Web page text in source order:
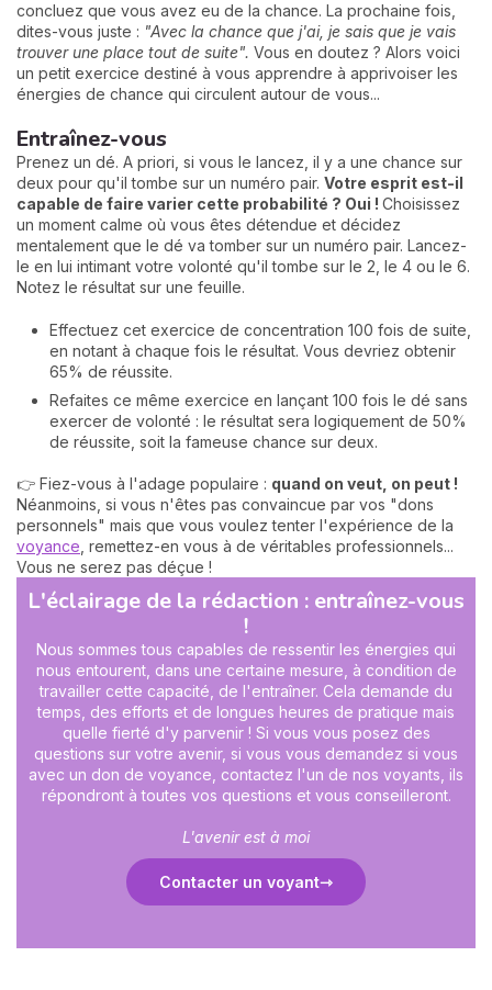
concluez que vous avez eu de la chance. La prochaine fois,
dites-vous juste : "Avec la chance que j'ai, je sais que je vais
trouver une place tout de suite". Vous en doutez ? Alors voici
un petit exercice destiné à vous apprendre à apprivoiser les
énergies de chance qui circulent autour de vous...
Entraînez-vous
Prenez un dé. A priori, si vous le lancez, il y a une chance sur
deux pour qu'il tombe sur un numéro pair. Votre esprit est-il
capable de faire varier cette probabilité ? Oui ! Choisissez
un moment calme où vous êtes détendue et décidez
mentalement que le dé va tomber sur un numéro pair. Lancez-
le en lui intimant votre volonté qu'il tombe sur le 2, le 4 ou le 6.
Notez le résultat sur une feuille.
Effectuez cet exercice de concentration 100 fois de suite,
en notant à chaque fois le résultat. Vous devriez obtenir
65% de réussite.
Refaites ce même exercice en lançant 100 fois le dé sans
exercer de volonté : le résultat sera logiquement de 50%
de réussite, soit la fameuse chance sur deux.
👉 Fiez-vous à l'adage populaire : quand on veut, on peut !
Néanmoins, si vous n'êtes pas convaincue par vos "dons
personnels" mais que vous voulez tenter l'expérience de la
voyance , remettez-en vous à de véritables professionnels...
Vous ne serez pas déçue !
L'éclairage de la rédaction : entraînez-vous
!
Nous sommes tous capables de ressentir les énergies qui
nous entourent, dans une certaine mesure, à condition de
travailler cette capacité, de l'entraîner. Cela demande du
temps, des efforts et de longues heures de pratique mais
quelle fierté d'y parvenir ! Si vous vous posez des
questions sur votre avenir, si vous vous demandez si vous
avec un don de voyance, contactez l'un de nos voyants, ils
répondront à toutes vos questions et vous conseilleront.
L'avenir est à moi
Contacter un voyant